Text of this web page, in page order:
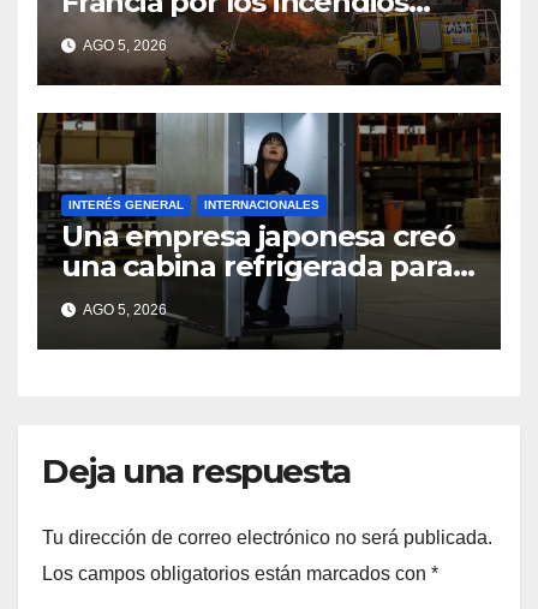
forestales
AGO 5, 2026
INTERÉS GENERAL INTERNACIONALES
Una empresa japonesa creó
una cabina refrigerada para
personas: cómo funciona
AGO 5, 2026
Deja una respuesta
Tu dirección de correo electrónico no será publicada.
Los campos obligatorios están marcados con *